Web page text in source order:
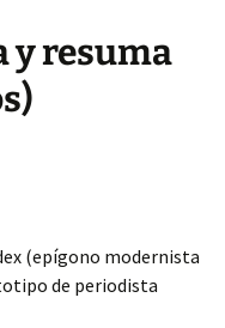
y resuma
(epígono modernista
de periodista